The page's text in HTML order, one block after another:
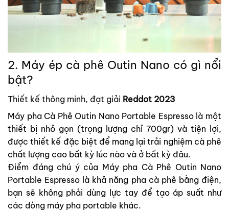
2. Máy ép cà phê Outin Nano có gì nổi
bật?
Thiết kế thông minh, đạt giải Reddot 2023
Máy pha Cà Phê Outin Nano Portable Espresso là một
thiết bị nhỏ gọn (trọng lượng chỉ 700gr) và tiện lợi,
được thiết kế đặc biệt để mang lại trải nghiệm cà phê
chất lượng cao bất kỳ lúc nào và ở bất kỳ đâu.
Điểm đáng chú ý của Máy pha Cà Phê Outin Nano
Portable Espresso là khả năng pha cà phê bằng điện,
bạn sẽ không phải dùng lực tay để tạo áp suất như
các dòng máy pha portable khác.